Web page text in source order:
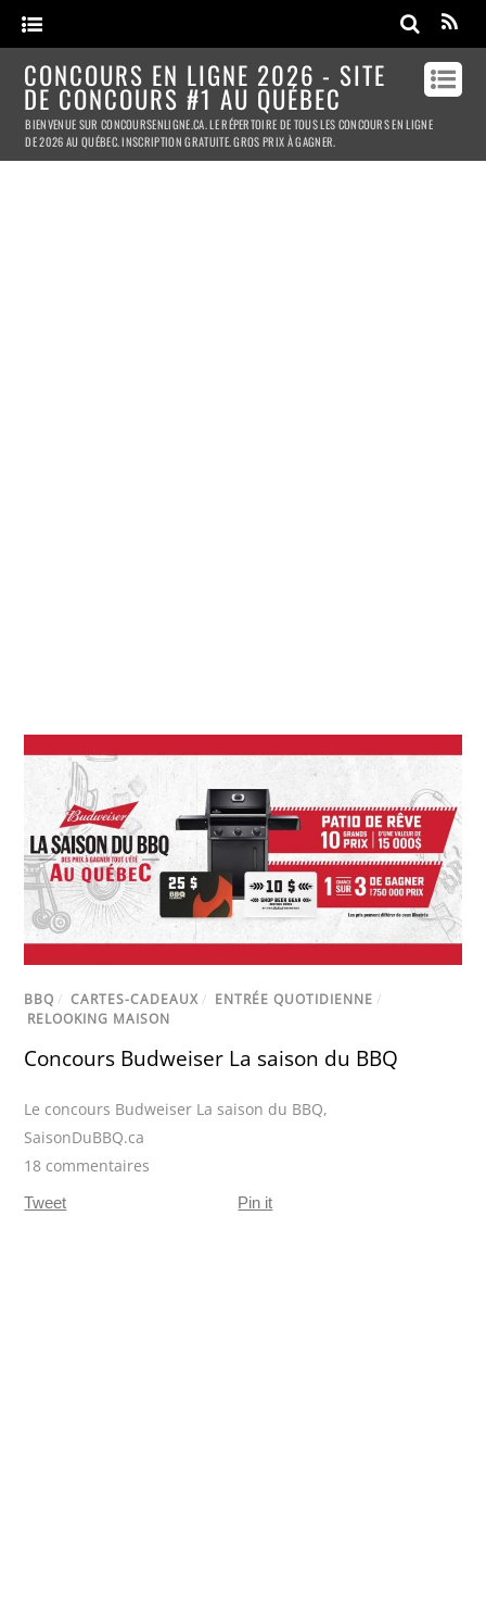
CONCOURS EN LIGNE 2026 - SITE
DE CONCOURS #1 AU QUÉBEC
BIENVENUE SUR CONCOURSENLIGNE.CA. LE RÉPERTOIRE DE TOUS LES CONCOURS EN LIGNE
DE 2026 AU QUÉBEC. INSCRIPTION GRATUITE. GROS PRIX À GAGNER.
BBQ / CARTES-CADEAUX / ENTRÉE QUOTIDIENNE /
RELOOKING MAISON
Concours Budweiser La saison du BBQ
Le concours Budweiser La saison du BBQ,
SaisonDuBBQ.ca
18 commentaires
Tweet Pin it